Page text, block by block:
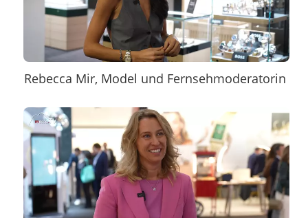
Rebecca Mir, Model und Fernsehmoderatorin